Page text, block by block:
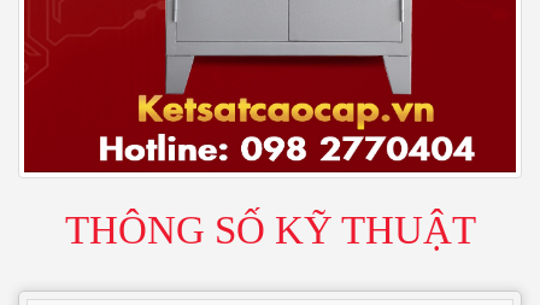
THÔNG SỐ KỸ THUẬT